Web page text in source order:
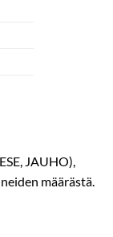
JAUHO),
määrästä.